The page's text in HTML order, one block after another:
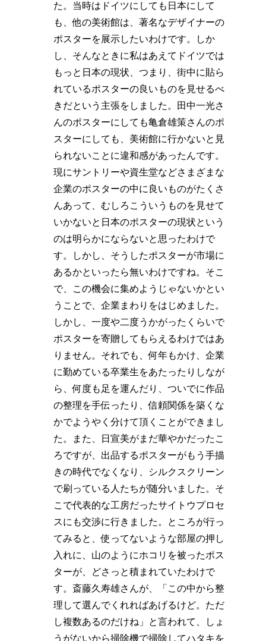
た。当時はドイツにしても日本にして
も、他の美術館は、著名なデザイナーの
ポスターを展示したいわけです。しか
し、そんなときに私はあえてドイツでは
もっと日本の現状、つまり、街中に貼ら
れているポスターの良いものを見せるべ
きだという主張をしました。田中一光さ
んのポスターにしても亀倉雄策さんのポ
スターにしても、美術館に行かないと見
られないことに違和感があったんです。
現にサントリーや資生堂などさまざまな
企業のポスターの中に良いものがたくさ
んあって、むしろこういうものを見せて
いかないと日本のポスターの現状という
のは明らかにならないと思ったわけで
す。しかし、そうしたポスターが市場に
あるかといったら無いわけですね。そこ
で、この機会に集めようじゃないかとい
うことで、企業まわりをはじめました。
しかし、一度や二度うかがったくらいで
ポスターを寄贈してもらえるわけではあ
りません。それでも、何年もかけ、企業
に勤めている卒業生をあたったりしなが
ら、何度も足を運んだり、ついでに作品
の整理を手伝ったり、信頼関係を築くな
かでようやく分けて頂くことができまし
た。また、日宣美がまだ華やかだったこ
ろですが、出品するポスターがもう手描
きの時代でなくなり、シルクスクリーン
で刷っている人たちが随分いました。そ
こで代表的な工房だったサイトウプロセ
スにも交渉に行きました。ところが行っ
てみると、使ってないような部屋の押し
入れに、山のようにホコリを被ったポス
ターが、どさっと積まれていたわけで
す。斎藤久寿雄さんが、「この中から整
理して選んでくれればあげるけど。ただ
し複数あるのだけね」と言われて、しょ
うがないから掃除機で掃除してハタキを